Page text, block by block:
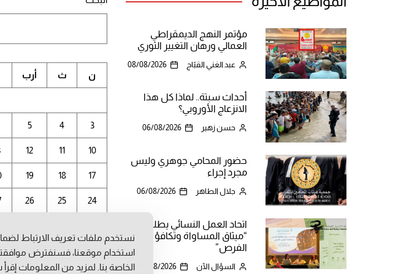
مؤتمر النهج الديمقراطي
العمالي ورهان التغيير الثوري
عبد الغني القبّاج 08/08/2026
أحداث سبتة.. لماذا كل هذا
الانزعاج الأوروبي؟
حسن زهير 06/08/2026
حضور المحامي جوهري وليس
مجرد إجراء
جلال الطاهر 06/08/2026
اتحاد العمل النسائي يطلق
“ميثاق المساواة وتكافؤ
الفرص”
السؤال الآن 06/08/2026
أغسطس
ن ث أرب
3
4
5
10
11
12
17
18
19
24
25
26
نستخدم ملفات تعريف الارتباط
استخدام موقعنا، فسنفترض
الخاصة بنا. لمزيد من المعلومات إقرأ